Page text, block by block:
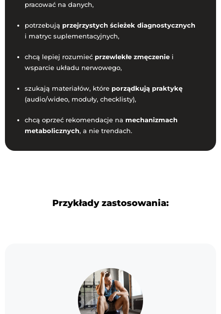
pracować na danych,
potrzebują przejrzystych ścieżek diagnostycznych
i matryc suplementacyjnych,
chcą lepiej rozumieć przewlekłe zmęczenie i
wsparcie układu nerwowego,
szukają materiałów, które porządkują praktykę
(audio/wideo, moduły, checklisty),
chcą oprzeć rekomendacje na mechanizmach
metabolicznych, a nie trendach.
Przykłady zastosowania: